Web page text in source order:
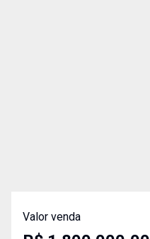
Valor venda